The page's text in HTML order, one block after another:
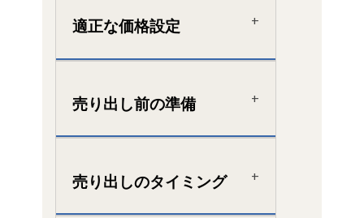
適正な価格設定
売り出し前の準備
売り出しのタイミング